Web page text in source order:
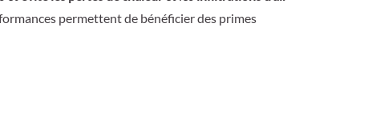
permettent de bénéficier des primes